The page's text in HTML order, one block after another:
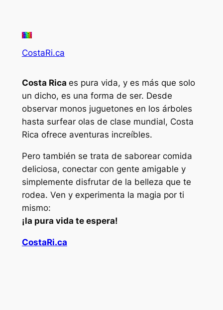
CostaRi.ca
Costa Rica es pura vida, y es más que solo
un dicho, es una forma de ser. Desde
observar monos juguetones en los árboles
hasta surfear olas de clase mundial, Costa
Rica ofrece aventuras increíbles.
Pero también se trata de saborear comida
deliciosa, conectar con gente amigable y
simplemente disfrutar de la belleza que te
rodea. Ven y experimenta la magia por ti
mismo:
¡la pura vida te espera!
CostaRi.ca